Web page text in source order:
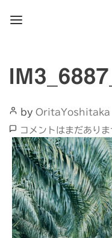
Menu
PostbyOritaYoshitaka
IM3_6887_a
へ
の
コメントはまだありま